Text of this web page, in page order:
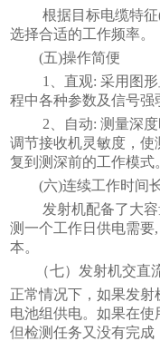
根据目标电缆特征
选择合适的工作频率。
(五)操作简便
1、直观: 采用图
程中各种参数及信号强
2、自动: 测量深
调节接收机灵敏度，
复到测深前的工作模式
(六)连续工作时间
发射机配备了大
测一个工作日供电需要
本。
（七）发射机交直
正常情况下，如果发
电池组供电。如果在使
但检测任务又没有完